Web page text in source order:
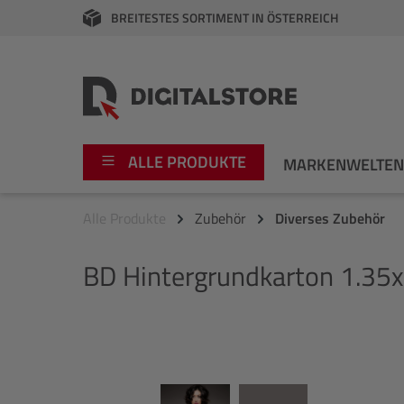
Zur Hauptnavigation springen
BREITESTES SORTIMENT IN ÖSTERREICH
ALLE PRODUKTE MARKENWELTEN
Video
Fujifilm
Alle Produkte Zubehör Diverses Zubehör
BD Hintergrundkarton